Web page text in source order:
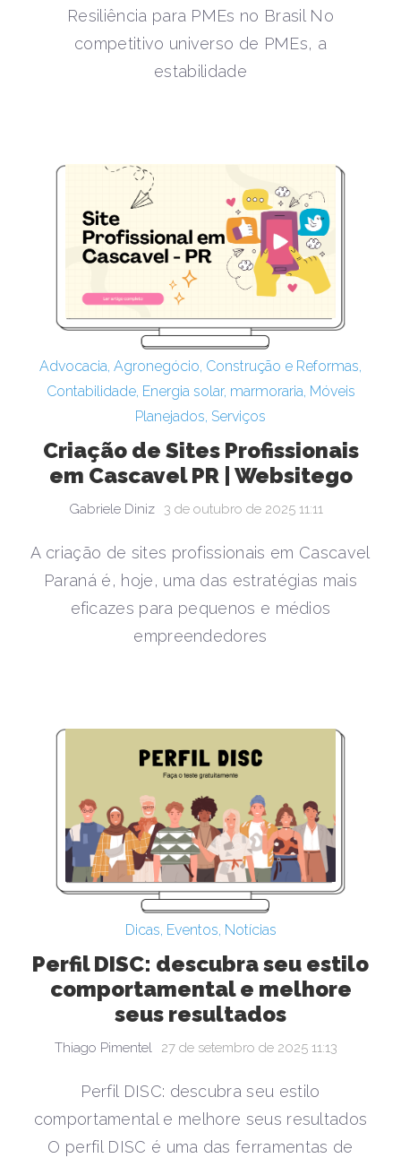
Resiliência para PMEs no Brasil No
competitivo universo de PMEs, a
estabilidade
Advocacia, Agronegócio, Construção e Reformas,
Contabilidade, Energia solar, marmoraria, Móveis
Planejados, Serviços
Criação de Sites Profissionais
em Cascavel PR | Websitego
Gabriele Diniz 3 de outubro de 2025 11:11
A criação de sites profissionais em Cascavel
Paraná é, hoje, uma das estratégias mais
eficazes para pequenos e médios
empreendedores
Dicas, Eventos, Notícias
Perfil DISC: descubra seu estilo
comportamental e melhore
seus resultados
Thiago Pimentel 27 de setembro de 2025 11:13
Perfil DISC: descubra seu estilo
comportamental e melhore seus resultados
O perfil DISC é uma das ferramentas de